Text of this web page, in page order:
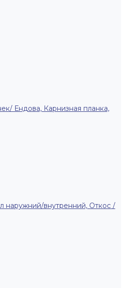
Ендова, Карнизная планка,
наружний/внутренний, Откос /